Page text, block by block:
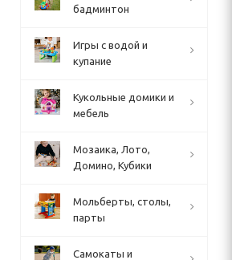
бадминтон
Игры с водой и
купание
Кукольные домики и
мебель
Мозаика, Лото,
Домино, Кубики
Мольберты, столы,
парты
Cамокаты и